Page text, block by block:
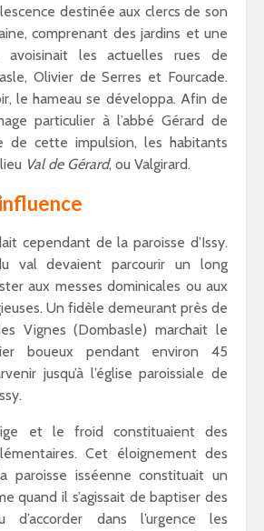
destinée aux clercs de son
comprenant des jardins et une
avoisinait les actuelles rues de
Olivier de Serres et Fourcade.
le hameau se développa. Afin de
particulier à l’abbé Gérard de
de cette impulsion, les habitants
Val de Gérard, ou Valgirard.
cependant de la paroisse d’Issy.
val devaient parcourir un long
aux messes dominicales ou aux
Un fidèle demeurant près de
Vignes (Dombasle) marchait le
boueux pendant environ 45
jusqu’à l’église paroissiale de
et le froid constituaient des
Cet éloignement des
paroisse isséenne constituait un
quand il s’agissait de baptiser des
d’accorder dans l’urgence les